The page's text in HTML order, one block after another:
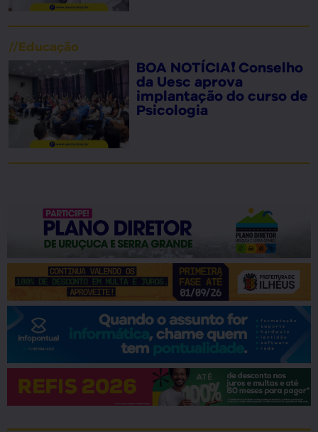
//Educação
BOA NOTÍCIA❗ Conselho
da Uesc aprova
implantação do curso de
Psicologia